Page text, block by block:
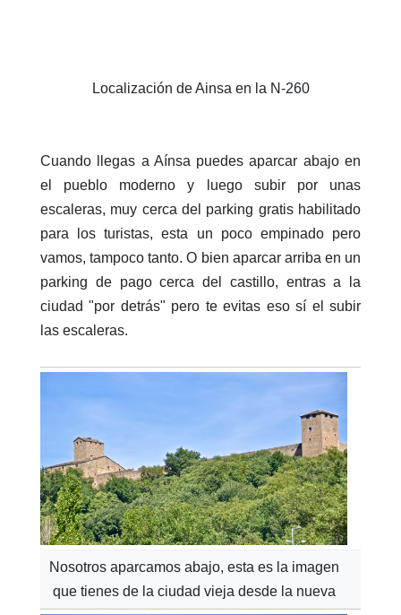
Localización de Ainsa en la N-260
Cuando llegas a Aínsa puedes aparcar abajo en
el pueblo moderno y luego subir por unas
escaleras, muy cerca del parking gratis habilitado
para los turistas, esta un poco empinado pero
vamos, tampoco tanto. O bien aparcar arriba en un
parking de pago cerca del castillo, entras a la
ciudad "por detrás" pero te evitas eso sí el subir
las escaleras.
Nosotros aparcamos abajo, esta es la imagen
que tienes de la ciudad vieja desde la nueva